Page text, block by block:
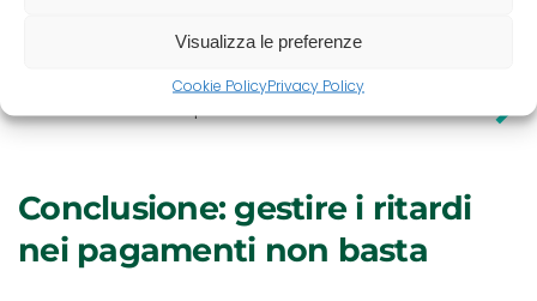
Visualizza le preferenze
Cookie PolicyPrivacy Policy
solo quando è tardi per intervenire.
Conclusione: gestire i ritardi
nei pagamenti non basta